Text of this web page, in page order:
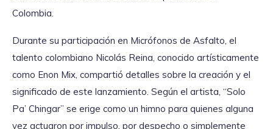
Colombia.
Durante su participación en Micrófonos de Asfalto, el
talento colombiano Nicolás Reina, conocido artísticamente
como Enon Mix, compartió detalles sobre la creación y el
significado de este lanzamiento. Según el artista, “Solo
Pa’ Chingar” se erige como un himno para quienes alguna
vez actuaron por impulso, por despecho o simplemente